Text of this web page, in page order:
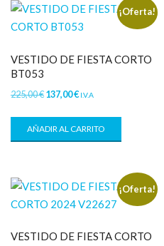
¡Oferta!
VESTIDO DE FIESTA CORTO
BT053
225,00€137,00€ I.V.A
AÑADIR AL CARRITO
¡Oferta!
VESTIDO DE FIESTA CORTO